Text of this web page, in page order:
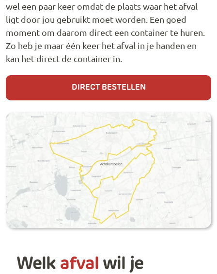
wel een paar keer omdat de plaats waar het afval
ligt door jou gebruikt moet worden. Een goed
moment om daarom direct een container te huren.
Zo heb je maar één keer het afval in je handen en
kan het direct de container in.
DIRECT BESTELLEN
Welk afval wil je